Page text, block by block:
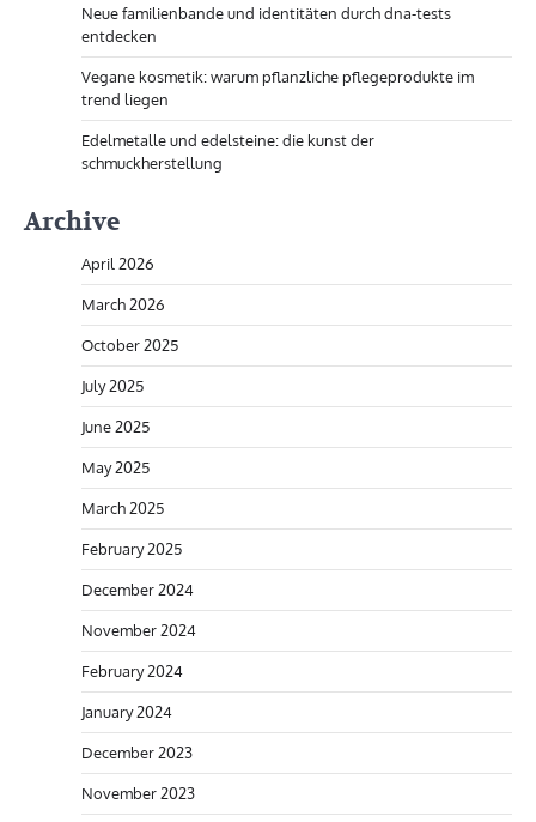
Neue familienbande und identitäten durch dna-tests
entdecken
Vegane kosmetik: warum pflanzliche pflegeprodukte im
trend liegen
Edelmetalle und edelsteine: die kunst der
schmuckherstellung
Archive
April 2026
March 2026
October 2025
July 2025
June 2025
May 2025
March 2025
February 2025
December 2024
November 2024
February 2024
January 2024
December 2023
November 2023